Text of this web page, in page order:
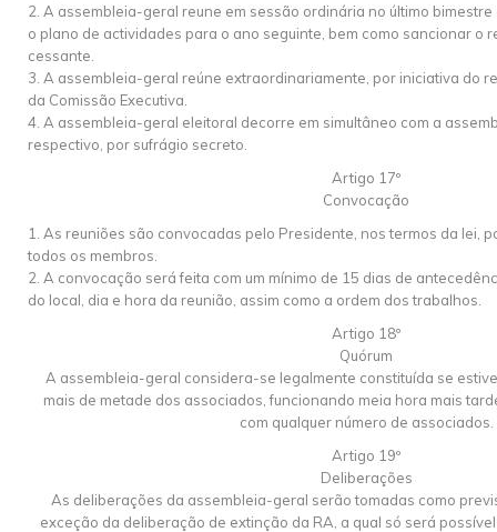
2. A assembleia-geral reune em sessão ordinária no último
o plano de actividades para o ano seguinte, bem como sancionar o
cessante.
3. A assembleia-geral reúne extraordinariamente, por iniciativa do
da Comissão Executiva.
4. A assembleia-geral eleitoral decorre em simultâneo com a
respectivo, por sufrágio secreto.
Artigo 17º
Convocação
1. As reuniões são convocadas pelo Presidente, nos termos da lei,
todos os membros.
2. A convocação será feita com um mínimo de 15 dias de
do local, dia e hora da reunião, assim como a ordem dos trabalhos.
Artigo 18º
Quórum
A assembleia-geral considera-se legalmente constituída se
mais de metade dos associados, funcionando meia hora mais
com qualquer número de associados.
Artigo 19º
Deliberações
As deliberações da assembleia-geral serão tomadas como
exceção da deliberação de extinção da RA, a qual só será